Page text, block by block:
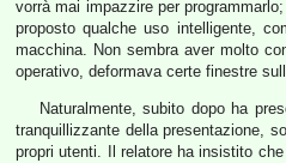
vorrà mai impazzire per
proposto qualche uso intelligente,
macchina. Non sembra aver molto
operativo, deformava certe finestre
Naturalmente, subito dopo ha
tranquillizzante della presentazione,
propri utenti. Il relatore ha insistito